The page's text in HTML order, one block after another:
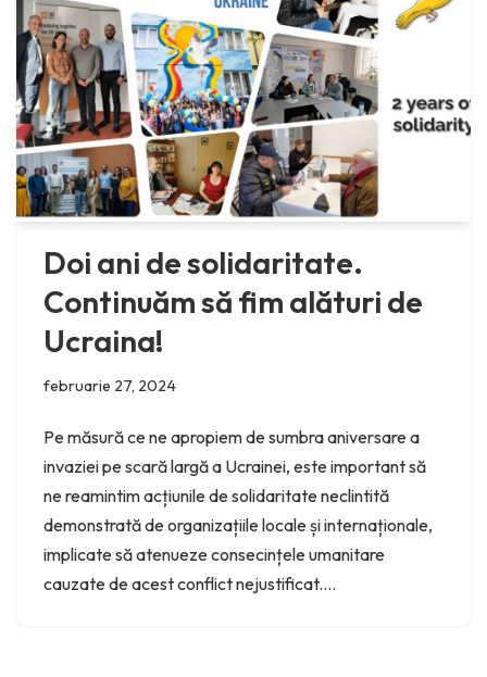
Doi ani de solidaritate.
Continuăm să fim alături de
Ucraina!
februarie 27, 2024
Pe măsură ce ne apropiem de sumbra aniversare a
invaziei pe scară largă a Ucrainei, este important să
ne reamintim acțiunile de solidaritate neclintită
demonstrată de organizațiile locale și internaționale,
implicate să atenueze consecințele umanitare
cauzate de acest conflict nejustificat.…